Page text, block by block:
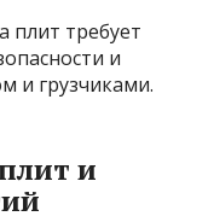
плит требует
и
и грузчиками.
и